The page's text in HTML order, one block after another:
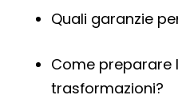
Quali garanzie
Come preparare
trasformazioni?